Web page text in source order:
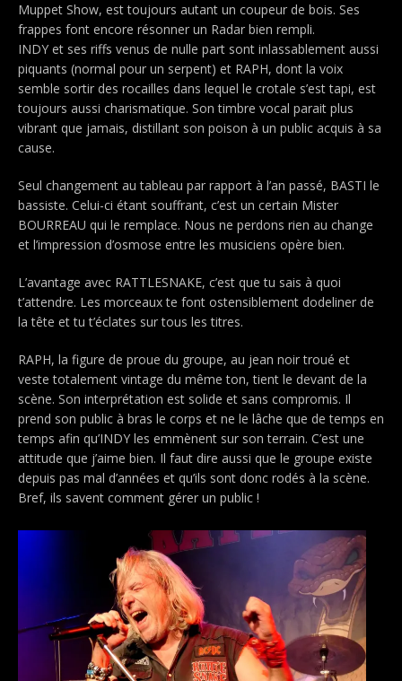
Muppet Show, est toujours autant un coupeur de bois. Ses
frappes font encore résonner un Radar bien rempli.
INDY et ses riffs venus de nulle part sont inlassablement aussi
piquants (normal pour un serpent) et RAPH, dont la voix
semble sortir des rocailles dans lequel le crotale s’est tapi, est
toujours aussi charismatique. Son timbre vocal parait plus
vibrant que jamais, distillant son poison à un public acquis à sa
cause.
Seul changement au tableau par rapport à l’an passé, BASTI le
bassiste. Celui-ci étant souffrant, c’est un certain Mister
BOURREAU qui le remplace. Nous ne perdons rien au change
et l’impression d’osmose entre les musiciens opère bien.
L’avantage avec RATTLESNAKE, c’est que tu sais à quoi
t’attendre. Les morceaux te font ostensiblement dodeliner de
la tête et tu t’éclates sur tous les titres.
RAPH, la figure de proue du groupe, au jean noir troué et
veste totalement vintage du même ton, tient le devant de la
scène. Son interprétation est solide et sans compromis. Il
prend son public à bras le corps et ne le lâche que de temps en
temps afin qu’INDY les emmènent sur son terrain. C’est une
attitude que j’aime bien. Il faut dire aussi que le groupe existe
depuis pas mal d’années et qu’ils sont donc rodés à la scène.
Bref, ils savent comment gérer un public !